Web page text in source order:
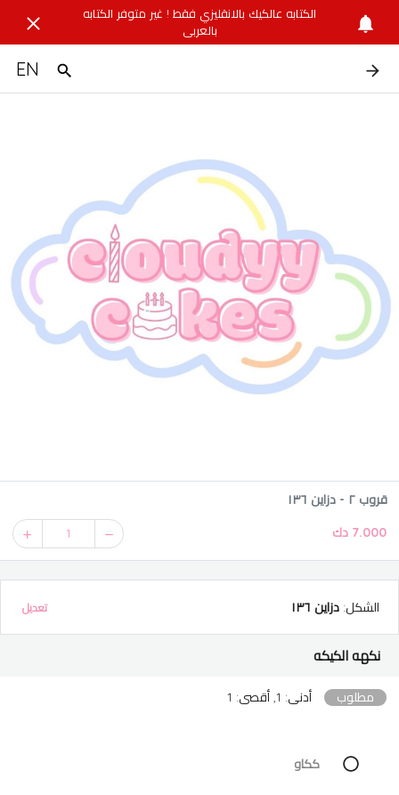
الكتابه عالكيك بالانقليزي فقط ! غير متوفر الكتابه
بالعربي
EN
قروب ٢ - دزاين ١٣٦
7.000 دك 1
الشكل: دزاين ١٣٦ تعديل
نكهه الكيكه
مطلوب أدنى: 1, أقصى: 1
ككاو